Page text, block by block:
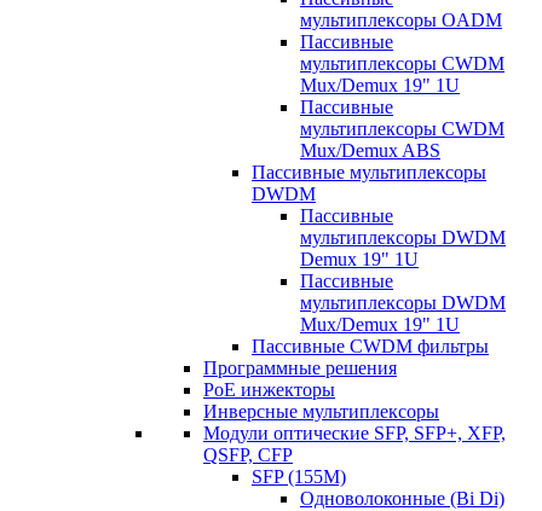
мультиплексоры OADM
Пассивные
мультиплексоры CWDM
Mux/Demux 19" 1U
Пассивные
мультиплексоры CWDM
Mux/Demux ABS
Пассивные мультиплексоры
DWDM
Пассивные
мультиплексоры DWDM
Demux 19" 1U
Пассивные
мультиплексоры DWDM
Mux/Demux 19" 1U
Пассивные CWDM фильтры
Программные решения
PoE инжекторы
Инверсные мультиплексоры
Модули оптические SFP, SFP+, XFP,
QSFP, CFP
SFP (155M)
Одноволоконные (Bi Di)